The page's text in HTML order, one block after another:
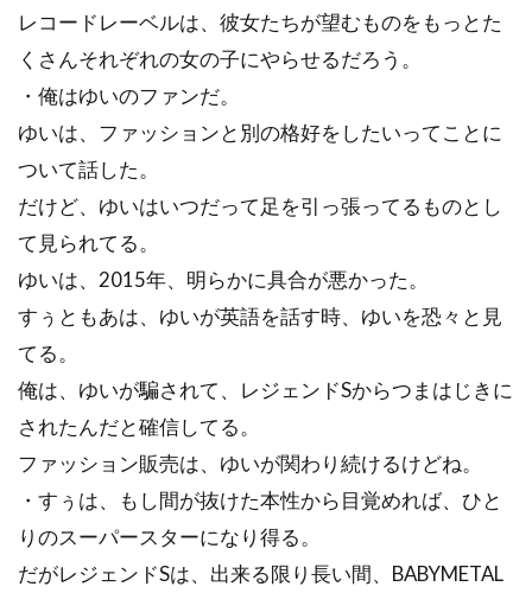
レコードレーベルは、彼女たちが望むものをもっとた
くさんそれぞれの女の子にやらせるだろう。
・俺はゆいのファンだ。
ゆいは、ファッションと別の格好をしたいってことに
ついて話した。
だけど、ゆいはいつだって足を引っ張ってるものとし
て見られてる。
ゆいは、2015年、明らかに具合が悪かった。
すぅともあは、ゆいが英語を話す時、ゆいを恐々と見
てる。
俺は、ゆいが騙されて、レジェンドSからつまはじきに
されたんだと確信してる。
ファッション販売は、ゆいが関わり続けるけどね。
・すぅは、もし間が抜けた本性から目覚めれば、ひと
りのスーパースターになり得る。
だがレジェンドSは、出来る限り長い間、BABYMETAL